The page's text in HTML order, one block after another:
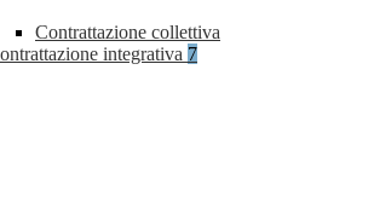
Contrattazione collettiva
integrativa 7